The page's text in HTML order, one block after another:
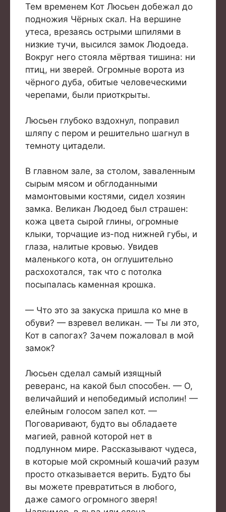
Тем временем Кот Люсьен добежал до
подножия Чёрных скал. На вершине
утеса, врезаясь острыми шпилями в
низкие тучи, высился замок Людоеда.
Вокруг него стояла мёртвая тишина: ни
птиц, ни зверей. Огромные ворота из
чёрного дуба, обитые человеческими
черепами, были приоткрыты.
Люсьен глубоко вздохнул, поправил
шляпу с пером и решительно шагнул в
темноту цитадели.
В главном зале, за столом, заваленным
сырым мясом и обглоданными
мамонтовыми костями, сидел хозяин
замка. Великан Людоед был страшен:
кожа цвета сырой глины, огромные
клыки, торчащие из-под нижней губы, и
глаза, налитые кровью. Увидев
маленького кота, он оглушительно
расхохотался, так что с потолка
посыпалась каменная крошка.
— Что это за закуска пришла ко мне в
обуви? — взревел великан. — Ты ли это,
Кот в сапогах? Зачем пожаловал в мой
замок?
Люсьен сделал самый изящный
реверанс, на какой был способен. — О,
величайший и непобедимый исполин! —
елейным голосом запел кот. —
Поговаривают, будто вы обладаете
магией, равной которой нет в
подлунном мире. Рассказывают чудеса,
в которые мой скромный кошачий разум
просто отказывается верить. Будто бы
вы можете превратиться в любого,
даже самого огромного зверя!